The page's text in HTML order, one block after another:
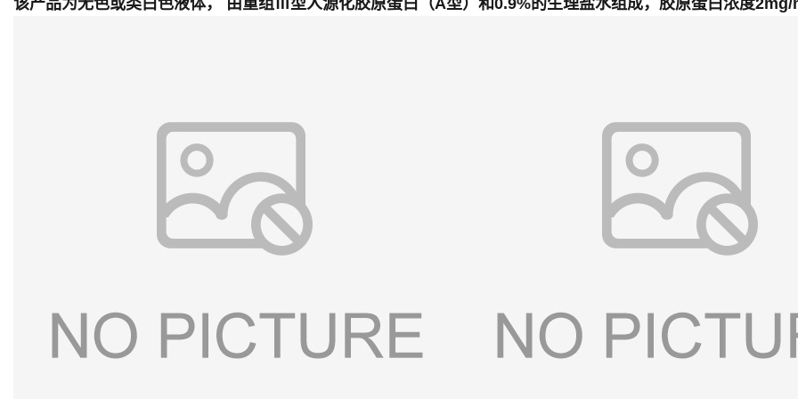
该产品为无色或类白色液体， 由重组Ⅲ型人源化胶原蛋白（A型）和0.9%的生理盐水组成，胶原蛋白浓度2mg/